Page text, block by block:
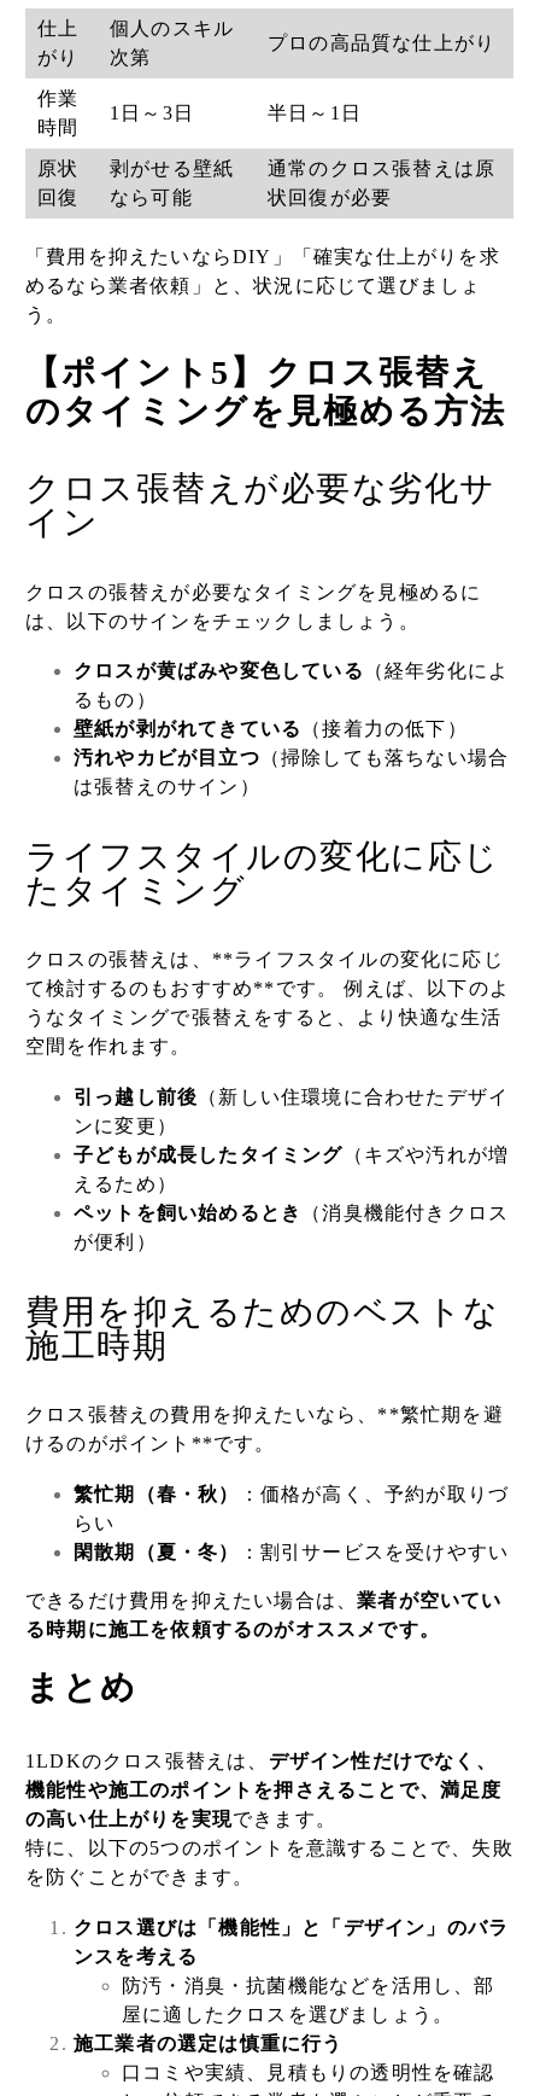
仕上
がり
個人のスキル
次第
プロの高品質な仕上がり
作業
時間
1日～3日 半日～1日
原状
回復
剥がせる壁紙
なら可能
通常のクロス張替えは原
状回復が必要
「費用を抑えたいならDIY」「確実な仕上がりを求
めるなら業者依頼」と、状況に応じて選びましょ
う。
【ポイント5】クロス張替え
のタイミングを見極める方法
クロス張替えが必要な劣化サ
イン
クロスの張替えが必要なタイミングを見極めるに
は、以下のサインをチェックしましょう。
クロスが黄ばみや変色している
（経年劣化によ
るもの）
壁紙が剥がれてきている
（接着力の低下）
汚れやカビが目立つ （掃除しても落ちない場合
は張替えのサイン）
ライフスタイルの変化に応じ
たタイミング
クロスの張替えは、**ライフスタイルの変化に応じ
て検討するのもおすすめ**です。 例えば、以下のよ
うなタイミングで張替えをすると、より快適な生活
空間を作れます。
引っ越し前後 （新しい住環境に合わせたデザイ
ンに変更）
子どもが成長したタイミング （キズや汚れが増
えるため）
ペットを飼い始めるとき
（消臭機能付きクロス
が便利）
費用を抑えるためのベストな
施工時期
クロス張替えの費用を抑えたいなら、**繁忙期を避
けるのがポイント**です。
繁忙期（春・秋）
：価格が高く、予約が取りづ
らい
閑散期（夏・冬）
：割引サービスを受けやすい
できるだけ費用を抑えたい場合は、業者が空いてい
る時期に施工を依頼するのがオススメです。
まとめ
1LDKのクロス張替えは、 デザイン性だけでなく、
機能性や施工のポイントを押さえることで、満足度
の高い仕上がりを実現できます。
特に、以下の5つのポイントを意識することで、失敗
を防ぐことができます。
クロス選びは「機能性」と「デザイン」のバラ
ンスを考える
防汚・消臭・抗菌機能などを活用し、部
屋に適したクロスを選びましょう。
施工業者の選定は慎重に行う
口コミや実績、見積もりの透明性を確認